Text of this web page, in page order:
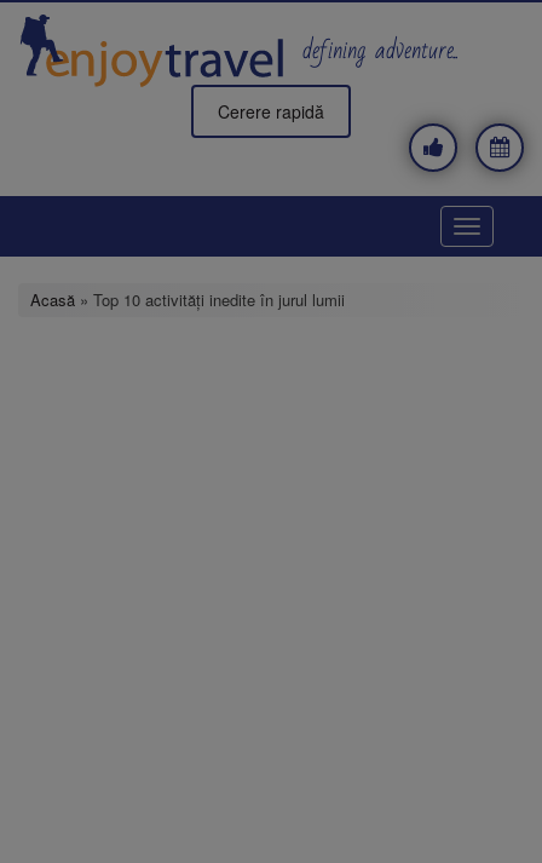
Mergi
conţinutul
principal
defining adventure..
Cerere rapidă
Toggle
Acasă » Top 10 activități inedite în jurul lumii